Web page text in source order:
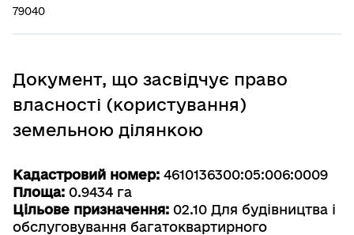
79040
Документ, що засвідчує право
власності (користування)
земельною ділянкою
Кадастровий номер: 4610136300:05:006:0009
Площа: 0.9434 га
Цільове призначення: 02.10 Для будівництва і
обслуговування багатоквартирного